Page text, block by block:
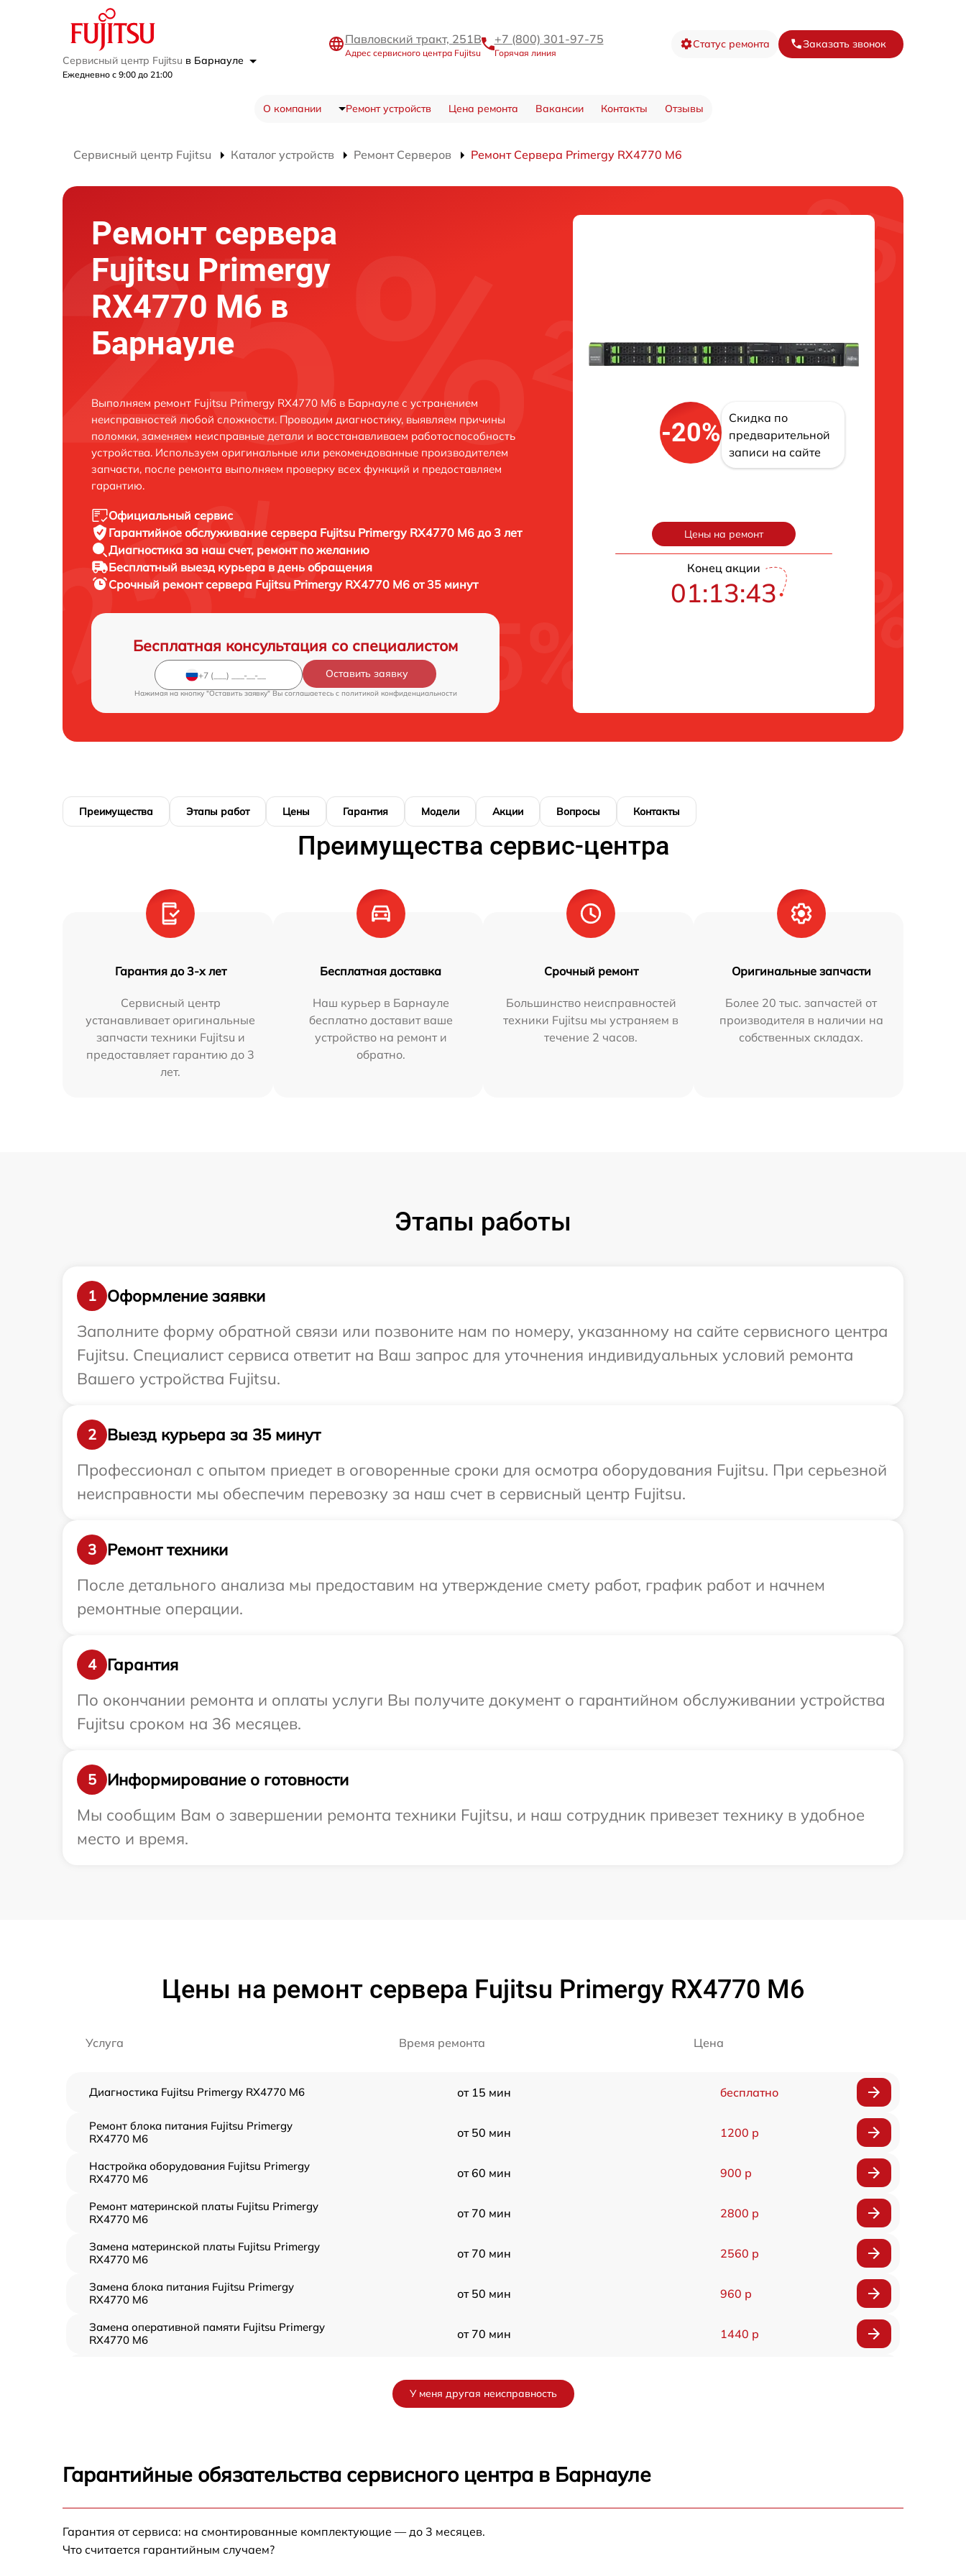
Сервисный центр Fujitsu в Барнауле
Ежедневно с 9:00 до 21:00
Павловский тракт, 251В
Адрес сервисного центра Fujitsu
+7 (800) 301-97-75
Горячая линия
Статус ремонта Заказать звонок
О компании Ремонт устройств Цена ремонта Вакансии Контакты Отзывы
Сервисный центр Fujitsu Каталог устройств Ремонт Серверов Ремонт Сервера Primergy RX4770 M6
Ремонт сервера
Fujitsu Primergy
RX4770 M6 в
Барнауле
Выполняем ремонт Fujitsu Primergy RX4770 M6 в Барнауле с устранением
неисправностей любой сложности. Проводим диагностику, выявляем причины
поломки, заменяем неисправные детали и восстанавливаем работоспособность
устройства. Используем оригинальные или рекомендованные производителем
запчасти, после ремонта выполняем проверку всех функций и предоставляем
гарантию.
Официальный сервис
Гарантийное обслуживание сервера Fujitsu Primergy RX4770 M6 до 3 лет
Диагностика за наш счет, ремонт по желанию
Бесплатный выезд курьера в день обращения
Срочный ремонтсервера Fujitsu Primergy RX4770 M6 от 35 минут
Бесплатная консультация со специалистом
Оставить заявку
Нажимая на кнопку "Оставить заявку" Вы соглашаетесь c политикой конфиденциальности
-20%
Скидка по
предварительной
записи на сайте
Цены на ремонт
Конец акции
01:13:43
Преимущества Этапы работ Цены Гарантия Модели Акции Вопросы Контакты
Преимущества сервис-центра
Гарантия до 3-х лет
Сервисный центр
устанавливает оригинальные
запчасти техники Fujitsu и
предоставляет гарантию до 3
лет.
Бесплатная доставка
Наш курьер в Барнауле
бесплатно доставит ваше
устройство на ремонт и
обратно.
Срочный ремонт
Большинство неисправностей
техники Fujitsu мы устраняем в
течение 2 часов.
Оригинальные запчасти
Более 20 тыс. запчастей от
производителя в наличии на
собственных складах.
Этапы работы
1
Оформление заявки
Заполните форму обратной связи или позвоните нам по номеру, указанному на сайте сервисного центра
Fujitsu. Специалист сервиса ответит на Ваш запрос для уточнения индивидуальных условий ремонта
Вашего устройства Fujitsu.
2
Выезд курьера за 35 минут
Профессионал с опытом приедет в оговоренные сроки для осмотра оборудования Fujitsu. При серьезной
неисправности мы обеспечим перевозку за наш счет в сервисный центр Fujitsu.
3
Ремонт техники
После детального анализа мы предоставим на утверждение смету работ, график работ и начнем
ремонтные операции.
4
Гарантия
По окончании ремонта и оплаты услуги Вы получите документ о гарантийном обслуживании устройства
Fujitsu сроком на 36 месяцев.
5
Информирование о готовности
Мы сообщим Вам о завершении ремонта техники Fujitsu, и наш сотрудник привезет технику в удобное
место и время.
Цены на ремонт сервера Fujitsu Primergy RX4770 M6
Услуга Время ремонта Цена
Диагностика Fujitsu Primergy RX4770 M6 от 15 мин бесплатно
Ремонт блока питания Fujitsu Primergy
RX4770 M6
от 50 мин 1200 р
Настройка оборудования Fujitsu Primergy
RX4770 M6
от 60 мин 900 р
Ремонт материнской платы Fujitsu Primergy
RX4770 M6
от 70 мин 2800 р
Замена материнской платы Fujitsu Primergy
RX4770 M6
от 70 мин 2560 р
Замена блока питания Fujitsu Primergy
RX4770 M6
от 50 мин 960 р
Замена оперативной памяти Fujitsu Primergy
RX4770 M6
от 70 мин 1440 р
Ремонт СХД Fujitsu Primergy RX4770 M6 от 100 мин
У меня другая неисправность
Гарантийные обязательства сервисного центра в Барнауле
Гарантия от сервиса: на смонтированные комплектующие — до 3 месяцев.
Что считается гарантийным случаем?